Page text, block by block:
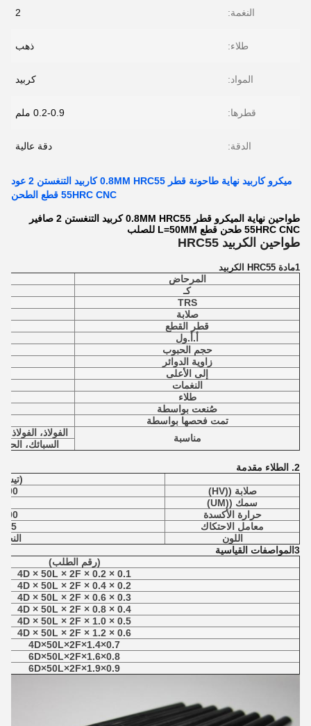
النغمة: 2
طلاء: ذهب
المواد: كربيد
قطرها: 0.2-0.9 ملم
الدقة: دقة عالية
ميكرو كاربيد نهاية طاحونة قطر 0.8MM HRC55 كاربيد التنغستن 2 عود
55HRC CNC قطع الطحن
طواحين نهاية الميكرو قطر 0.8MM HRC55 كربيد التنغستن 2 صافير
55HRC CNC طحن قطع L=50MM للصلب
طواحين الكربيد HRC55
1مادة HRC55 الكربيد
المرحاض
كـ
TRS
صلابة
قطر القطع
أ.أ.ول
حجم الحبوب
زاوية الدوائر
إلى الأعلى
النغمات
طلاء
صُنعت بواسطة
تمت فحصها بواسطة
مناسبة
الفولاذ، الفولاذ
السبائك،
2. الطلاء مقدمة
صلابة ((HV)
سمك ((UM)
حرارة الأكسدة
معامل الاحتكاك
اللون
3المواصفات القياسية
(رقم الطلب)
0.1 × 0.2 × 4D × 50L × 2F
0.2 × 0.4 × 4D × 50L × 2F
0.3 × 0.6 × 4D × 50L × 2F
0.4 × 0.8 × 4D × 50L × 2F
0.5 × 1.0 × 4D × 50L × 2F
0.6 × 1.2 × 4D × 50L × 2F
0.7×1.4×4D×50L×2F
0.8×1.6×6D×50L×2F
0.9×1.9×6D×50L×2F